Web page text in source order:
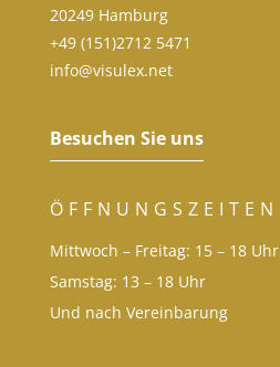
20249 Hamburg
+49 (151)2712 5471
info@visulex.net
Besuchen Sie uns
ÖFFNUNGSZEITEN
Mittwoch – Freitag: 15 – 18 Uhr
Samstag: 13 – 18 Uhr
Und nach Vereinbarung